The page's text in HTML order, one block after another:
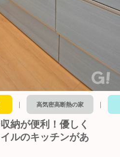
｜ 高気密高断熱の家 ｜
納が便利！優しく
ルのキッチンがあ